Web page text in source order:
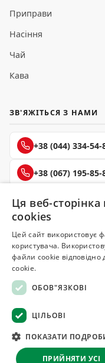
Приправи
Насіння
Чай
Кава
ЗВ'ЯЖІТЬСЯ З НАМИ
+38 (044) 334-54-
+38 (067) 195-85-
+38 (050) 145-85-
© 2008–2026
Всі матеріали на
Оферта · Повернення
·
Ця веб-
cookies
Цей сайт використовує
користувача.
файли cookie
cookie.
ОБОВ"ЯЗКОВІ
ЦІЛЬОВІ
ПОКАЗАТИ
ПРИЙНЯТИ УСІ